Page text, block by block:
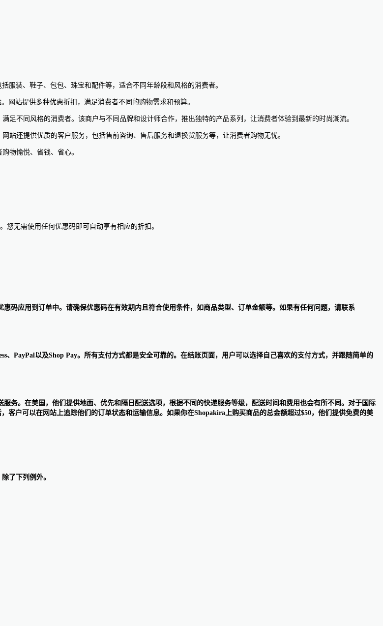
服装、鞋子、包包、珠宝和配件等，适合不同年龄段和风格的消费者。
网站提供多种优惠折扣，满足消费者不同的购物需求和预算。
不同风格的消费者。该商户与不同品牌和设计师合作，推出独特的产品系列，让消费者体验到最新的时尚潮流。
还提供优质的客户服务，包括售前咨询、售后服务和退换货服务等，让消费者购物无忧。
物愉悦、省钱、省心。
您无需使用任何优惠码即可自动享有相应的折扣。
码应用到订单中。请确保优惠码在有效期内且符合使用条件，如商品类型、订单金额等。如果有任何问题，请联系
、PayPal以及Shop Pay。所有支付方式都是安全可靠的。在结账页面，用户可以选择自己喜欢的支付方式，并跟随简单的
务。在美国，他们提供地面、优先和隔日配送选项，根据不同的快递服务等级，配送时间和费用也会有所不同。对于国际
客户可以在网站上追踪他们的订单状态和运输信息。如果你在Shopakira上购买商品的总金额超过$50，他们提供免费的美
了下列例外。